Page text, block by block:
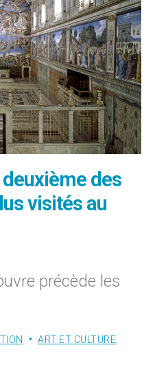
des
visités au
précède les
ART ET CULTURE,